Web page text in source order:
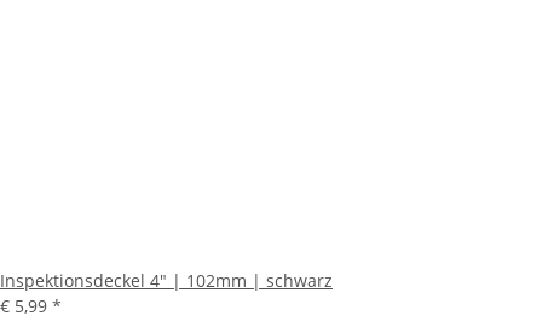
Inspektionsdeckel 4" | 102mm | schwarz
€ 5,99 *